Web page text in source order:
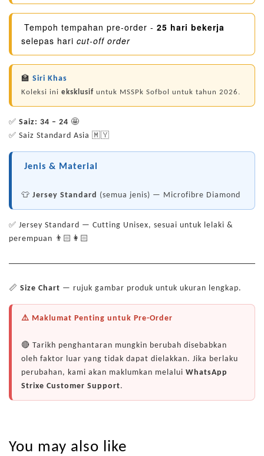
Tempoh tempahan pre-order - 25 hari bekerja
selepas hari cut-off order
🏫 Siri Khas
Koleksi ini eksklusif untuk MSSPk Sofbol untuk tahun 2026.
✅ Saiz: 34 – 24 🤩
✅ Saiz Standard Asia 🇲🇾
Jenis & Material
👕 Jersey Standard (semua jenis) — Microfibre Diamond
✅ Jersey Standard — Cutting Unisex, sesuai untuk lelaki &
perempuan 👨🏻👩🏻
📏 Size Chart — rujuk gambar produk untuk ukuran lengkap.
⚠️ Maklumat Penting untuk Pre-Order
🔴 Tarikh penghantaran mungkin berubah disebabkan
oleh faktor luar yang tidak dapat dielakkan. Jika berlaku
perubahan, kami akan maklumkan melalui WhatsApp
Strixe Customer Support.
You may also like